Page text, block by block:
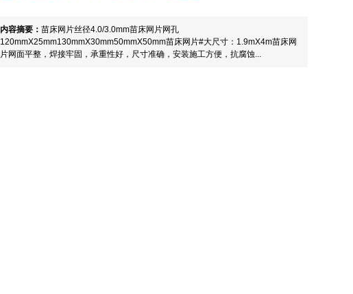
内容摘要： 苗床网片丝径4.0/3.0mm苗床网片网孔
120mmX25mm130mmX30mm50mmX50mm苗床网片#大尺寸：1.9mX4m苗床网
片网面平整，焊接牢固，承重性好，尺寸准确，安装施工方便，抗腐蚀...